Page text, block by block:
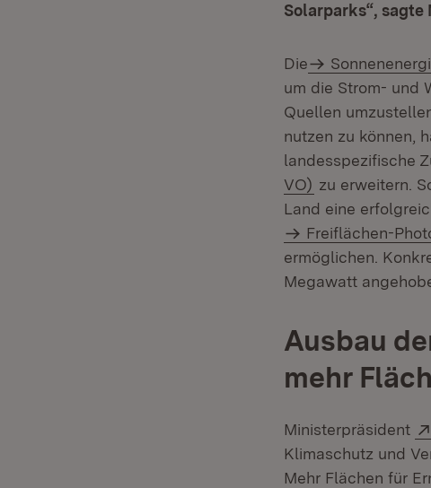
Solarparks“,
Die
um die Strom- und
Quellen
nutzen zu können,
landesspezifische
VO) (Öffnet in
zu erweitern.
Land eine
Freiflächen-
ermöglichen.
Megawatt
Ausbau
mehr
Ministerpräsident
Klimaschutz und
Mehr Flächen für